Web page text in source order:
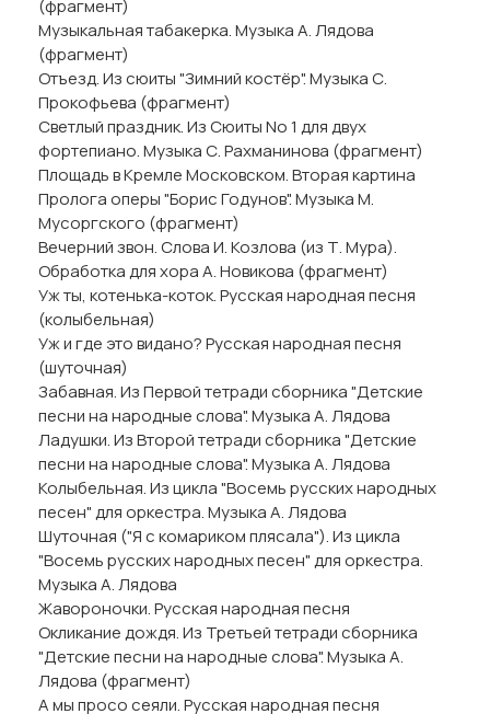
(фрагмент)
Музыкальная табакерка. Музыка А. Лядова
(фрагмент)
Отъезд. Из сюиты "Зимний костёр". Музыка С.
Прокофьева (фрагмент)
Светлый праздник. Из Сюиты No 1 для двух
фортепиано. Музыка С. Рахманинова (фрагмент)
Площадь в Кремле Московском. Вторая картина
Пролога оперы "Борис Годунов". Музыка М.
Мусоргского (фрагмент)
Вечерний звон. Слова И. Козлова (из Т. Мура).
Обработка для хора А. Новикова (фрагмент)
Уж ты, котенька-коток. Русская народная песня
(колыбельная)
Уж и где это видано? Русская народная песня
(шуточная)
Забавная. Из Первой тетради сборника "Детские
песни на народные слова". Музыка А. Лядова
Ладушки. Из Второй тетради сборника "Детские
песни на народные слова". Музыка А. Лядова
Колыбельная. Из цикла "Восемь русских народных
песен" для оркестра. Музыка А. Лядова
Шуточная ("Я с комариком плясала"). Из цикла
"Восемь русских народных песен" для оркестра.
Музыка А. Лядова
Жавороночки. Русская народная песня
Окликание дождя. Из Третьей тетради сборника
"Детские песни на народные слова". Музыка А.
Лядова (фрагмент)
А мы просо сеяли. Русская народная песня